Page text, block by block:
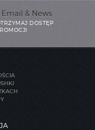
& News
DOSTĘP